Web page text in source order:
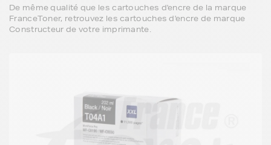
De même qualité que les cartouches d'encre de la marque
FranceToner, retrouvez les cartouches d'encre de marque
Constructeur de votre imprimante.